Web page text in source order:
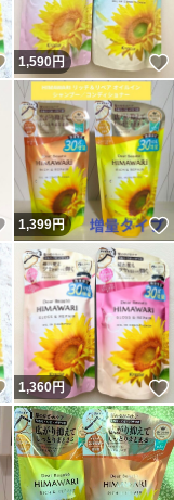
いいね！
1,590円
いいね！
1,399円
いいね！
1,360円